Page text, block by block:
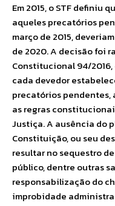
Em 2015, o STF definiu
aqueles precatórios
março de 2015,
de 2020. A decisão foi
Constitucional 94/
cada devedor
precatórios pendentes,
as regras
Justiça. A ausência do
Constituição, ou seu
resultar no sequestro
público, dentre outras
responsabilização do
improbidade